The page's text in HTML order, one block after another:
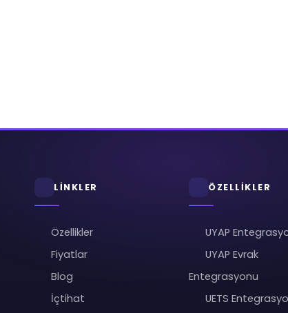
LİNKLER
Özellikler
Fiyatlar
Blog
İçtihat
ÖZELLİKLER
UYAP
UYAP Evrak
Entegrasyonu
UETS